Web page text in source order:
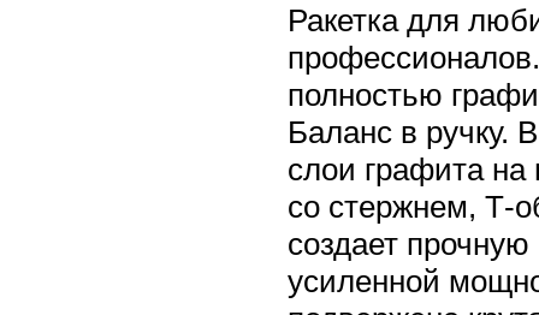
Ракетка для
полностью
Баланс в ручку.
слои графита на
со стержнем, Т-
создает
усиленной